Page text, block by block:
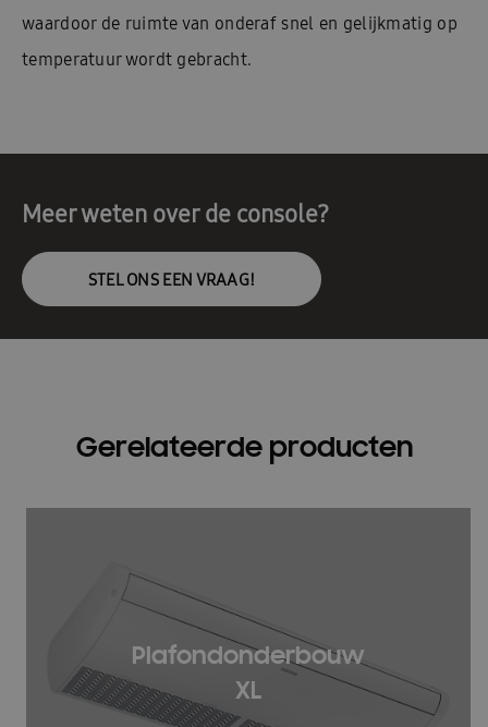
waardoor de ruimte van onderaf snel en gelijkmatig op
temperatuur wordt gebracht.
Meer weten over de console?
STEL ONS EEN VRAAG!
Gerelateerde producten
Plafondonderbouw
XL